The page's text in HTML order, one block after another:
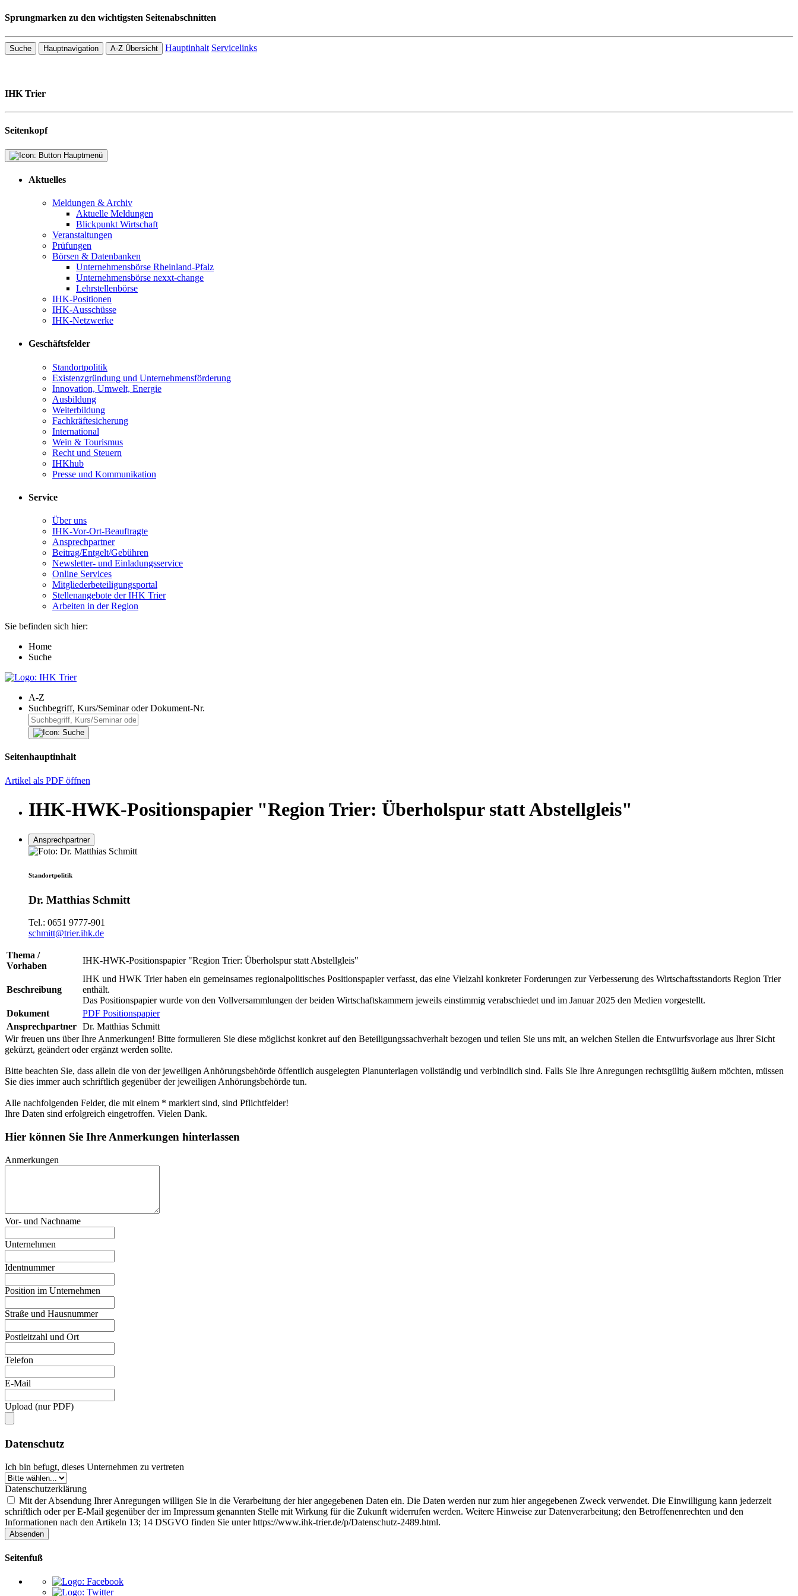
Sprungmarken zu den wichtigsten Seitenabschnitten
Suche Hauptnavigation A-Z Übersicht Hauptinhalt Servicelinks
IHK Trier
Seitenkopf
Aktuelles
Meldungen & Archiv
Aktuelle Meldungen
Blickpunkt Wirtschaft
Veranstaltungen
Prüfungen
Börsen & Datenbanken
Unternehmensbörse Rheinland-Pfalz
Unternehmensbörse nexxt-change
Lehrstellenbörse
IHK-Positionen
IHK-Ausschüsse
IHK-Netzwerke
Geschäftsfelder
Standortpolitik
Existenzgründung und Unternehmensförderung
Innovation, Umwelt, Energie
Ausbildung
Weiterbildung
Fachkräftesicherung
International
Wein & Tourismus
Recht und Steuern
IHKhub
Presse und Kommunikation
Service
Über uns
IHK-Vor-Ort-Beauftragte
Ansprechpartner
Beitrag/Entgelt/Gebühren
Newsletter- und Einladungsservice
Online Services
Mitgliederbeteiligungsportal
Stellenangebote der IHK Trier
Arbeiten in der Region
Sie befinden sich hier:
Home
Suche
A-Z
Suchbegriff, Kurs/Seminar oder Dokument-Nr.
Seitenhauptinhalt
Artikel als PDF öffnen
IHK-HWK-Positionspapier "Region Trier: Überholspur statt Abstellgleis"
Ansprechpartner
Standortpolitik
Dr. Matthias Schmitt
Tel.: 0651 9777-901
schmitt@trier.ihk.de
Thema /
Vorhaben
IHK-HWK-Positionspapier "Region Trier: Überholspur statt Abstellgleis"
Beschreibung
IHK und HWK Trier haben ein gemeinsames regionalpolitisches Positionspapier verfasst, das eine Vielzahl konkreter Forderungen zur Verbesserung des Wirtschaftsstandorts Region Trier
enthält.
Das Positionspapier wurde von den Vollversammlungen der beiden Wirtschaftskammern jeweils einstimmig verabschiedet und im Januar 2025 den Medien vorgestellt.
Dokument
PDF Positionspapier
Ansprechpartner Dr. Matthias Schmitt
Wir freuen uns über Ihre Anmerkungen! Bitte formulieren Sie diese möglichst konkret auf den Beteiligungssachverhalt bezogen und teilen Sie uns mit, an welchen Stellen die Entwurfsvorlage aus Ihrer Sicht
gekürzt, geändert oder ergänzt werden sollte.
Bitte beachten Sie, dass allein die von der jeweiligen Anhörungsbehörde öffentlich ausgelegten Planunterlagen vollständig und verbindlich sind. Falls Sie Ihre Anregungen rechtsgültig äußern möchten, müssen
Sie dies immer auch schriftlich gegenüber der jeweiligen Anhörungsbehörde tun.
Alle nachfolgenden Felder, die mit einem * markiert sind, sind Pflichtfelder!
Ihre Daten sind erfolgreich eingetroffen. Vielen Dank.
Hier können Sie Ihre Anmerkungen hinterlassen
Anmerkungen
Vor- und Nachname
Unternehmen
Identnummer
Position im Unternehmen
Straße und Hausnummer
Postleitzahl und Ort
Telefon
E-Mail
Upload (nur PDF)
Datenschutz
Ich bin befugt, dieses Unternehmen zu vertreten
Datenschutzerklärung
Mit der Absendung Ihrer Anregungen willigen Sie in die Verarbeitung der hier angegebenen Daten ein. Die Daten werden nur zum hier angegebenen Zweck verwendet. Die Einwilligung kann jederzeit
schriftlich oder per E-Mail gegenüber der im Impressum genannten Stelle mit Wirkung für die Zukunft widerrufen werden. Weitere Hinweise zur Datenverarbeitung; den Betroffenenrechten und den
Informationen nach den Artikeln 13; 14 DSGVO finden Sie unter https://www.ihk-trier.de/p/Datenschutz-2489.html.
Absenden
Seitenfuß